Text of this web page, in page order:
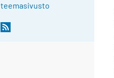
teemasivusto